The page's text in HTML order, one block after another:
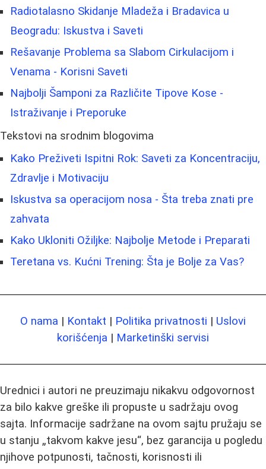
Radiotalasno Skidanje Mladeža i Bradavica u
Beogradu: Iskustva i Saveti
Rešavanje Problema sa Slabom Cirkulacijom i
Venama - Korisni Saveti
Najbolji Šamponi za Različite Tipove Kose -
Istraživanje i Preporuke
Tekstovi na srodnim blogovima
Kako Preživeti Ispitni Rok: Saveti za Koncentraciju,
Zdravlje i Motivaciju
Iskustva sa operacijom nosa - Šta treba znati pre
zahvata
Kako Ukloniti Ožiljke: Najbolje Metode i Preparati
Teretana vs. Kućni Trening: Šta je Bolje za Vas?
O nama | Kontakt | Politika privatnosti | Uslovi
korišćenja | Marketinški servisi
Urednici i autori ne preuzimaju nikakvu odgovornost
za bilo kakve greške ili propuste u sadržaju ovog
sajta. Informacije sadržane na ovom sajtu pružaju se
u stanju „takvom kakve jesu“, bez garancija u pogledu
njihove potpunosti, tačnosti, korisnosti ili